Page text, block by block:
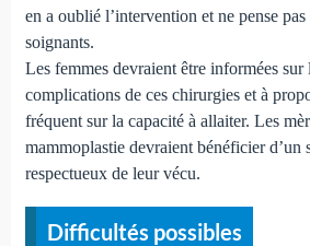
en a oublié l’intervention et ne pense
soignants.
Les femmes devraient être informées sur
complications de ces chirurgies et à
fréquent sur la capacité à allaiter. Les
mammoplastie devraient bénéficier
respectueux de leur vécu.
Difficultés possibles